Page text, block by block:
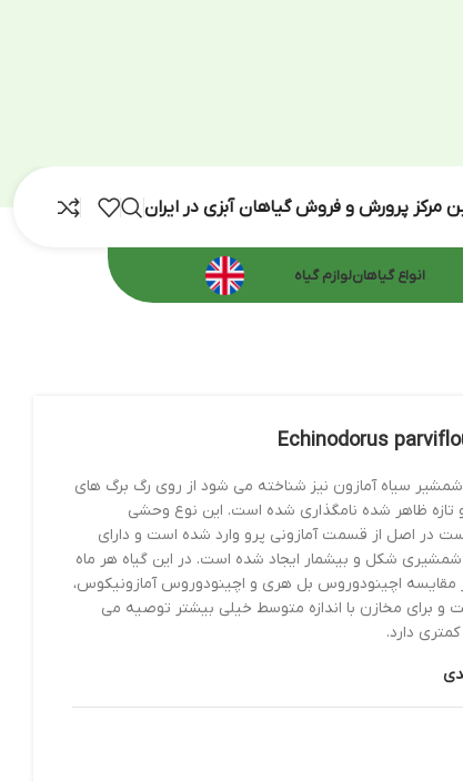
فروش گیاهان آبزی در ایران
لوازم گیاه
نیز شناخته می شود از روی رگ برگ های
شده است. این نوع وحشی
آمازونی پرو وارد شده است و دارای
ایجاد شده است. در این گیاه هر ماه
بل هری و اچینودوروس آمازونیکوس،
اندازه متوسط خیلی بیشتر توصیه می